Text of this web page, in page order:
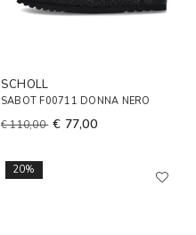
SCHOLL
SABOT F00711 DONNA NERO
€ 110,00 € 77,00
20%